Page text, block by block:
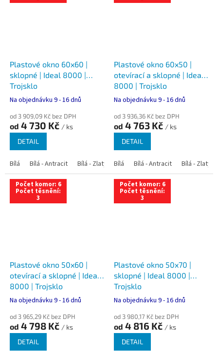
Plastové okno 60x60 |
sklopné | Ideal 8000 |
Trojsklo
Na objednávku 9 - 16 dnů
od 3 909,09 Kč bez DPH
od 4 730 Kč / ks
DETAIL
Bílá Bílá - Antracit Bílá - Zlatý dub Bílá - Tmavý dub Bílá -
Plastové okno 60x50 |
otevírací a sklopné | Ideal
8000 | Trojsklo
Na objednávku 9 - 16 dnů
od 3 936,36 Kč bez DPH
od 4 763 Kč / ks
DETAIL
Bílá Bílá - Antracit Bílá - Zlatý
Počet komor: 6
Počet těsnění:
3
Plastové okno 50x60 |
otevírací a sklopné | Ideal
8000 | Trojsklo
Na objednávku 9 - 16 dnů
od 3 965,29 Kč bez DPH
od 4 798 Kč / ks
DETAIL
Počet komor: 6
Počet těsnění:
3
Plastové okno 50x70 |
sklopné | Ideal 8000 |
Trojsklo
Na objednávku 9 - 16 dnů
od 3 980,17 Kč bez DPH
od 4 816 Kč / ks
DETAIL